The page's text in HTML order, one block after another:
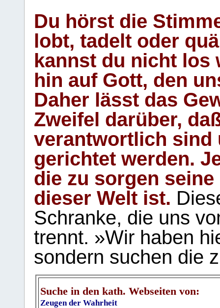
Du hörst die
lobt, tadelt oder
kannst du nicht los
hin auf Gott, den
Daher lässt das
Zweifel darüber,
verantwortlich sind
gerichtet werden.
die zu sorgen
dieser Welt ist.
Schranke, die uns
trennt. »Wir haben
sondern suchen die
Suche in den kath. Webseiten von:
Zeugen der Wahrheit